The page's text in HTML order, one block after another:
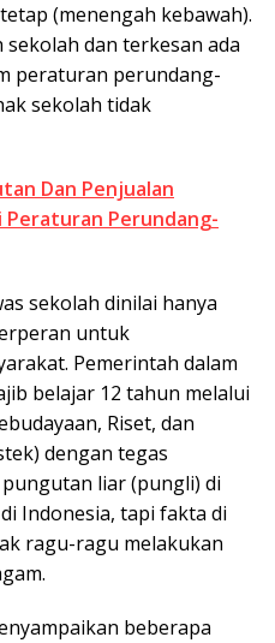
(menengah kebawah).
dan terkesan ada
peraturan perundang-
sekolah tidak
Dan Penjualan
Peraturan Perundang-
sekolah dinilai hanya
untuk
Pemerintah dalam
belajar 12 tahun melalui
Riset, dan
dengan tegas
liar (pungli) di
Indonesia, tapi fakta di
ragu-ragu melakukan
beberapa